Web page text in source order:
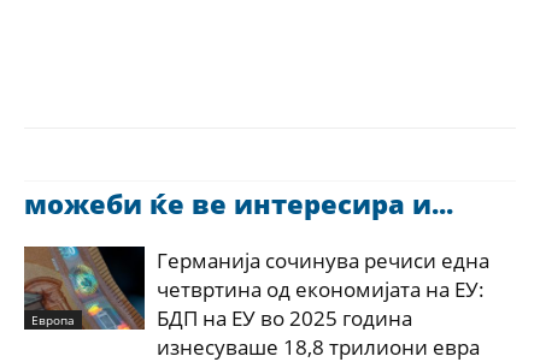
можеби ќе ве интересира и...
Европа
Германија сочинува речиси една
четвртина од економијата на ЕУ:
БДП на ЕУ во 2025 година
изнесуваше 18,8 трилиони евра